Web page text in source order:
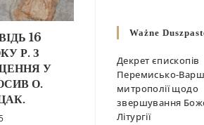
16
Р. З
У
О.
Ważne
Декрет єпископів
Перемисько-
митрополії щодо
звершування
Літургії